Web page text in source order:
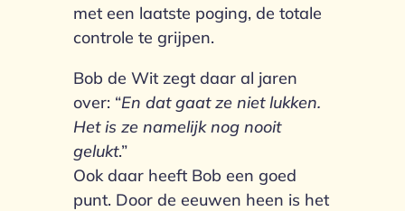
met een laatste poging, de totale
controle te grijpen.
Bob de Wit zegt daar al jaren
over: “En dat gaat ze niet lukken.
Het is ze namelijk nog nooit
gelukt.”
Ook daar heeft Bob een goed
punt. Door de eeuwen heen is het